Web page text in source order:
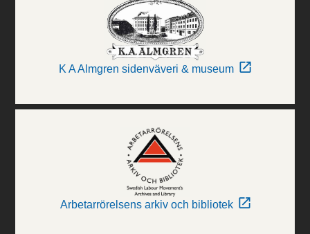
K A Almgren sidenväveri & museum
Arbetarrörelsens arkiv och bibliotek